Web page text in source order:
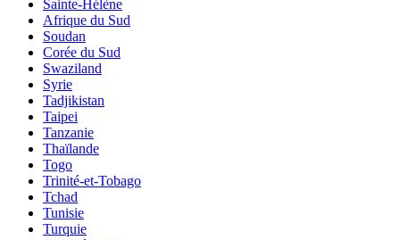
Sainte-Hélène
Afrique du Sud
Soudan
Corée du Sud
Swaziland
Syrie
Tadjikistan
Taipei
Tanzanie
Thaïlande
Togo
Trinité-et-Tobago
Tchad
Tunisie
Turquie